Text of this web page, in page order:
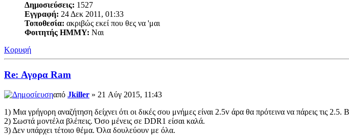
Δημοσιεύσεις: 1527
Εγγραφή: 24 Δεκ 2011, 01:33
Τοποθεσία: ακριβώς εκεί που θες να 'μαι
Φοιτητής ΗΜΜΥ: Ναι
Κορυφή
Re: Αγορα Ram
από Jkiller » 21 Αύγ 2015, 11:43
1) Μια γρήγορη αναζήτηση δείχνει ότι οι δικές σου μνήμες είναι 2.5v άρα θα πρότεινα να πάρεις τις
2) Σωστά μοντέλα βλέπεις. Όσο μένεις σε DDR1 είσαι καλά.
3) Δεν υπάρχει τέτοιο θέμα. Όλα δουλεύουν με όλα.